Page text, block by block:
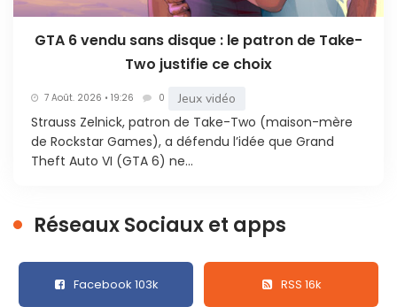
GTA 6 vendu sans disque : le patron de Take-
Two justifie ce choix
7 Août. 2026 • 19:26 0 Jeux vidéo
Strauss Zelnick, patron de Take-Two (maison-mère
de Rockstar Games), a défendu l’idée que Grand
Theft Auto VI (GTA 6) ne...
Réseaux Sociaux et apps
Facebook 103k RSS 16k